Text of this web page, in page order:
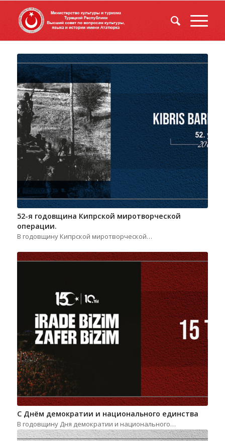
52-я годовщина Кипрской миротворческой
операции.
В годовщину Кипрской миротворческой…
С Днём демократии и национального единства
В годовщину Дня демократии и национального…